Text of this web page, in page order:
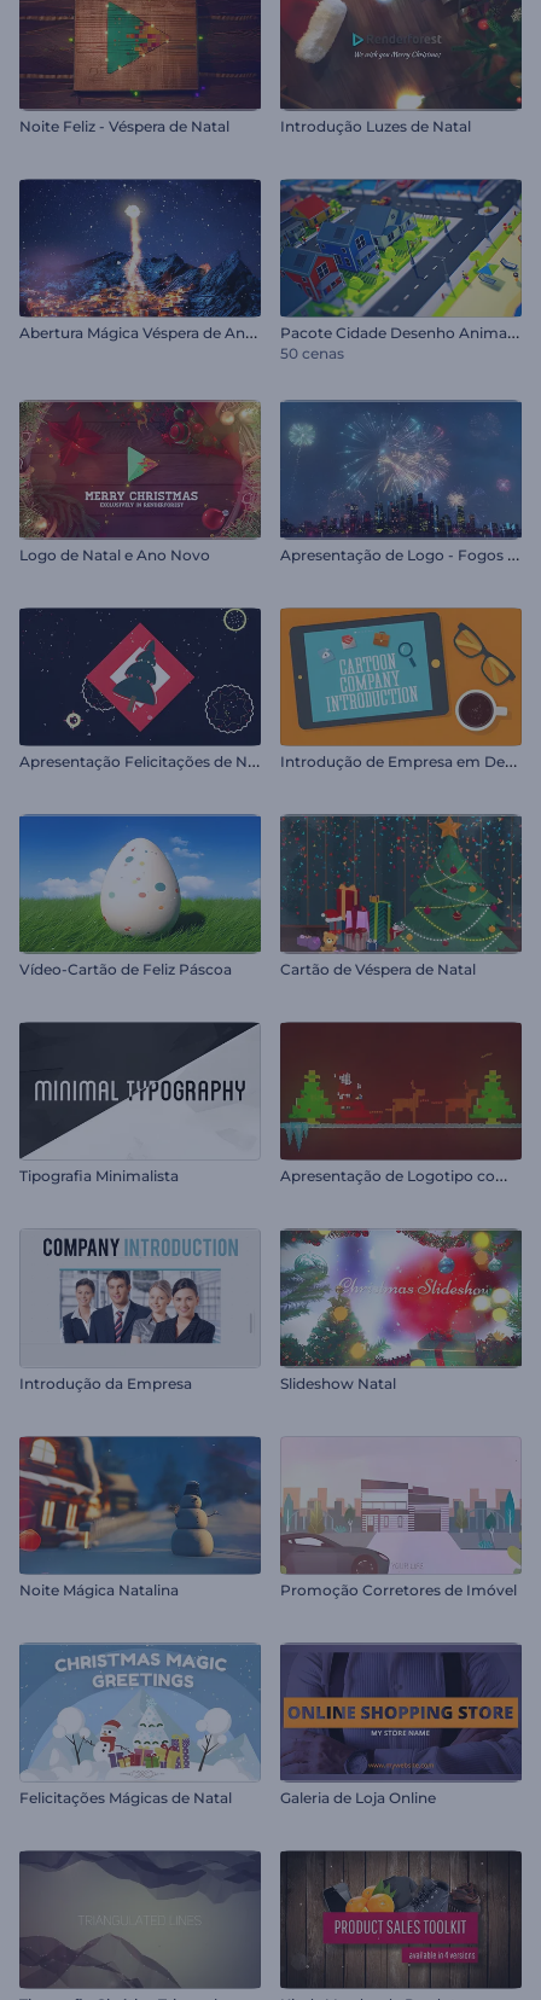
Noite Feliz - Véspera de Natal Introdução Luzes de Natal
A
bertura Mágica Véspera de Ano Novo P
acote Cidade Desenho Animado
50 cenas
Logo de Natal e Ano Novo A
presentação de Logo - Fogos de Artifício
A
presentação Felicitações de Natal I
ntrodução de Empresa em Desenho
Vídeo-Cartão de Feliz Páscoa Cartão de Véspera de Natal
Tipografia Minimalista A
presentação de Logotipo com Papai Noel
Introdução da Empresa Slideshow Natal
Noite Mágica Natalina Promoção Corretores de Imóvel
Felicitações Mágicas de Natal Galeria de Loja Online